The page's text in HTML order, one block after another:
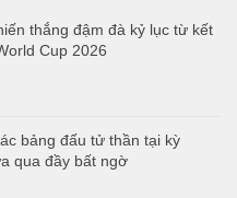
thắng đậm đà kỷ lục từ kết
Cup 2026
bảng đấu tử thần tại kỳ
qua đầy bất ngờ